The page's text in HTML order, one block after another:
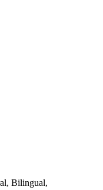
Bilingual,